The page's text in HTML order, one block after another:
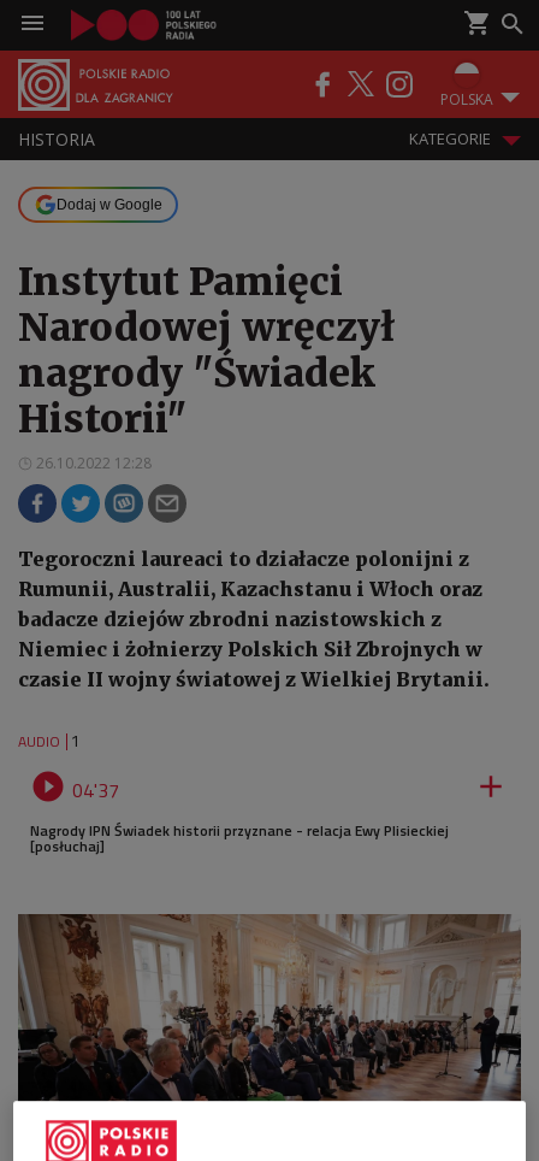
POLSKA
HISTORIA KATEGORIE
Dodaj w Google
Instytut Pamięci
Narodowej wręczył
nagrody "Świadek
Historii"
26.10.2022 12:28
Tegoroczni laureaci to działacze polonijni z
Rumunii, Australii, Kazachstanu i Włoch oraz
badacze dziejów zbrodni nazistowskich z
Niemiec i żołnierzy Polskich Sił Zbrojnych w
czasie II wojny światowej z Wielkiej Brytanii.
AUDIO 1
 04'37 
Nagrody IPN Świadek historii przyznane - relacja Ewy Plisieckiej
[posłuchaj]